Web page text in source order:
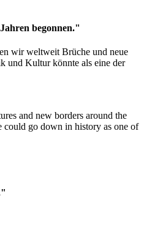
begonnen."
wir weltweit Brüche und neue
und Kultur könnte als eine der
and new borders around the
could go down in history as one of